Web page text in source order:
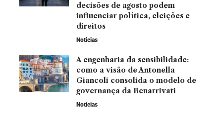
decisões de agosto podem
influenciar política, eleições e
direitos
Noticias
A engenharia da sensibilidade:
como a visão de Antonella
Giancoli consolida o modelo de
governança da Benarrivati
Noticias